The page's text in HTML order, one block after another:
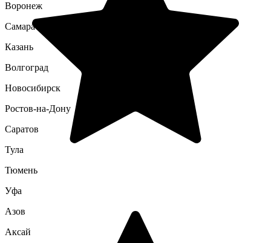
Воронеж
Самара
Казань
Волгоград
Новосибирск
Ростов-на-Дону
Саратов
Тула
Тюмень
Уфа
Азов
Аксай